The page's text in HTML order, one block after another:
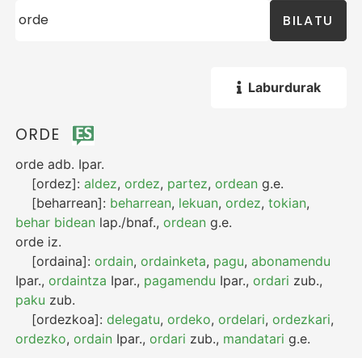
BILATU
Laburdurak
ORDE
orde adb. Ipar.
[ordez]:aldez,ordez, partez,ordean g.e.
[beharrean]: beharrean, lekuan,ordez,tokian,
behar bidean lap./bnaf.,ordean g.e.
orde iz.
[ordaina]:ordain,ordainketa, pagu,abonamendu
Ipar.,ordaintza Ipar., pagamendu Ipar.,ordari zub.,
paku zub.
[ordezkoa]:delegatu,ordeko,ordelari,ordezkari,
ordezko,ordain Ipar.,ordari zub., mandatari g.e.